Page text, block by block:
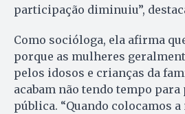
participação diminuiu”,
Como socióloga, ela afirma
porque as mulheres
pelos idosos e crianças da
acabam não tendo tempo
pública. “Quando colocamos